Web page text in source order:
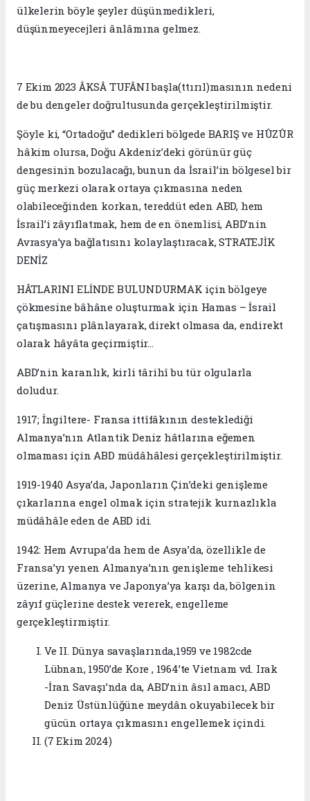
ülkelerin böyle şeyler düşünmedikleri,
düşünmeyecejleri ânlâmına gelmez.
7 Ekim 2023 ÂKSÂ TUFÂNI başla(ttırıl)masının nedeni
de bu dengeler doğrultusunda gerçekleştirilmiştir.
Şöyle ki, “Ortadoğu” dedikleri bölgede BARIŞ ve HÛZÛR
hâkim olursa, Doğu Akdeniz’deki görünür güç
dengesinin bozulacağı, bunun da İsrail’in bölgesel bir
güç merkezi olarak ortaya çıkmasına neden
olabileceğinden korkan, tereddüt eden ABD, hem
İsrail’i zâyıflatmak, hem de en önemlisi, ABD’nin
Avrasya’ya bağlatısını kolaylaştıracak, STRATEJİK
DENİZ
HÂTLARINI ELİNDE BULUNDURMAK için bölgeye
çökmesine bâhâne oluşturmak için Hamas – İsrail
çatışmasını plânlayarak, direkt olmasa da, endirekt
olarak hâyâta geçirmiştir...
ABD’nin karanlık, kirli târihî bu tür olgularla
doludur.
1917; İngiltere- Fransa ittîfâkının desteklediği
Almanya’nın Atlantik Deniz hâtlarına eğemen
olmaması için ABD müdâhâlesi gerçekleştirilmiştir.
1919-1940 Asya’da, Japonların Çin’deki genişleme
çıkarlarına engel olmak için stratejik kurnazlıkla
müdâhâle eden de ABD idi.
1942: Hem Avrupa’da hem de Asya’da, özellikle de
Fransa’yı yenen Almanya’nın genişleme tehlikesi
üzerine, Almanya ve Japonya’ya karşı da, bölgenin
zâyıf güçlerine destek vererek, engelleme
gerçekleştirmiştir.
Ve II. Dünya savaşlarında,1959 ve 1982cde
Lübnan, 1950’de Kore , 1964’te Vietnam vd. Irak
-İran Savaşı’nda da, ABD’nin âsıl amacı, ABD
Deniz Üstünlüğüne meydân okuyabilecek bir
gücün ortaya çıkmasını engellemek içindi.
(7 Ekim 2024)